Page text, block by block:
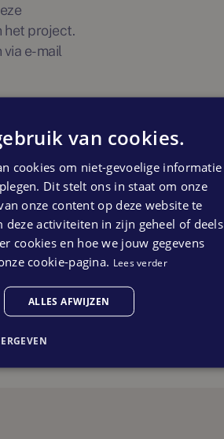
het project.
e-mail
Foto's
van cookies.
cookies om niet-gevoelige informatie
Dit stelt ons in staat om onze
onze content op deze website te
activiteiten in zijn geheel of deels
cookies en hoe we jouw gegevens
cookie-pagina. Lees verder
ALLES AFWIJZEN